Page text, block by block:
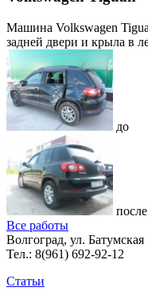
Машина Volkswagen
задней двери и крыла в
до
после
Все работы
Волгоград, ул. Батумская
Тел.: 8(961) 692-92-12
Статьи